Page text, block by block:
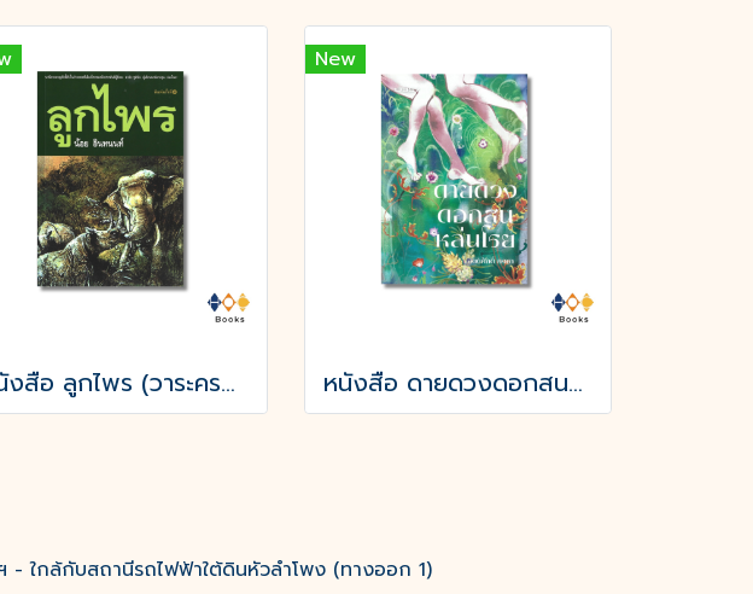
หนังสือ ลูกไพร (วาระครบรอบ 120 ปีชาตกาลมาลัย ชูพินิจ)
New
หนังสือ ดายดวงดอกสนหล่นโรย
ใกล้กับสถานีรถไฟฟ้าใต้ดินหัวลำโพง (ทางออก 1)